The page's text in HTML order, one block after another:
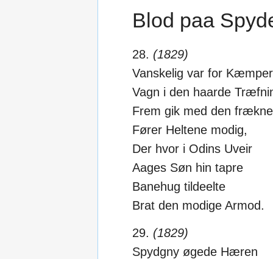
Blod paa
28. (1829)
Vanskelig var for Kæmper
Vagn i den haarde
Frem gik med den frækne
Fører Heltene modig,
Der hvor i Odins Uveir
Aages Søn hin tapre
Banehug tildeelte
Brat den modige Armod.
29. (1829)
Spydgny øgede Hæren